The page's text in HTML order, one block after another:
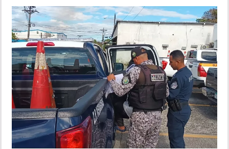
DEPORTES
MUNDO
INSÓLITAS
MULTIMEDIA
IMPRESO